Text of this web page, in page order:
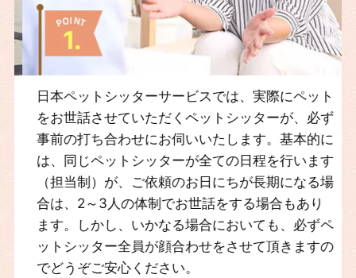
1.
日本ペットシッターサービスでは、実際にペット
をお世話させていただくペットシッターが、必ず
事前の打ち合わせにお伺いいたします。基本的に
は、同じペットシッターが全ての日程を行います
（担当制）が、ご依頼のお日にちが長期になる場
合は、2～3人の体制でお世話をする場合もあり
ます。しかし、いかなる場合においても、必ずペ
ットシッター全員が顔合わせをさせて頂きますの
でどうぞご安心ください。